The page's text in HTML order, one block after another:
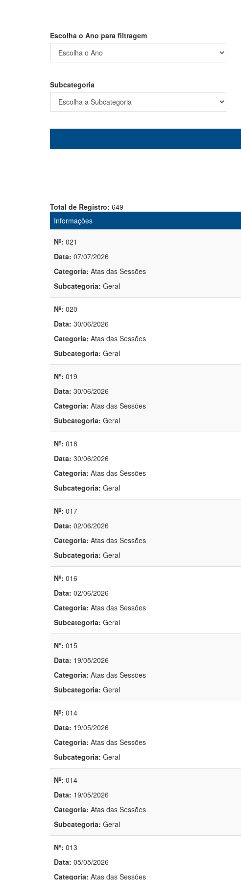
Escolha o Ano para filtragem
Subcategoria
Total de Registro: 649
Informações
Nº: 021
Data: 07/07/2026
Categoria: Atas das Sessões
Subcategoria: Geral
Nº: 020
Data: 30/06/2026
Categoria: Atas das Sessões
Subcategoria: Geral
Nº: 019
Data: 30/06/2026
Categoria: Atas das Sessões
Subcategoria: Geral
Nº: 018
Data: 30/06/2026
Categoria: Atas das Sessões
Subcategoria: Geral
Nº: 017
Data: 02/06/2026
Categoria: Atas das Sessões
Subcategoria: Geral
Nº: 016
Data: 02/06/2026
Categoria: Atas das Sessões
Subcategoria: Geral
Nº: 015
Data: 19/05/2026
Categoria: Atas das Sessões
Subcategoria: Geral
Nº: 014
Data: 19/05/2026
Categoria: Atas das Sessões
Subcategoria: Geral
Nº: 014
Data: 19/05/2026
Categoria: Atas das Sessões
Subcategoria: Geral
Nº: 013
Data: 05/05/2026
Categoria: Atas das Sessões